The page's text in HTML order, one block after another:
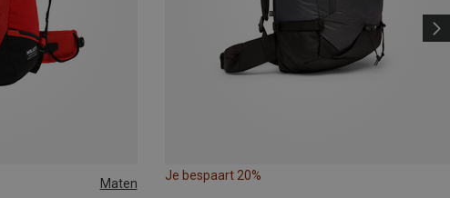
Maten
Je bespaart 20%